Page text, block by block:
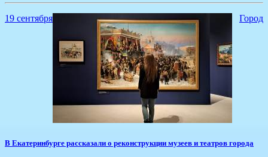
19 сентября Город
​В Екатеринбурге рассказали о реконструкции музеев и театров города